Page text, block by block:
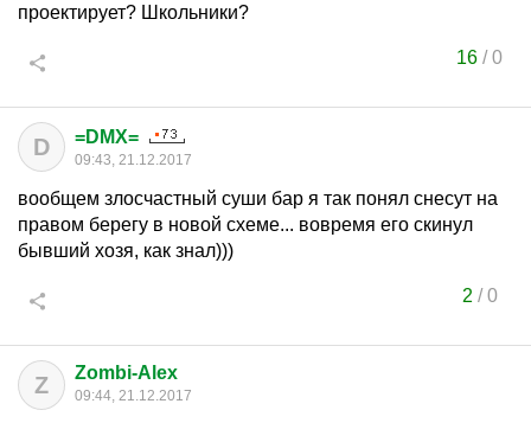
проектирует? Школьники?
16 /0
D =DMX=
09:43, 21.12.2017
вообщем злосчастный суши бар я так понял снесут на
правом берегу в новой схеме... вовремя его скинул
бывший хозя, как знал)))
2 /0
Z Zombi-Alex
09:44, 21.12.2017